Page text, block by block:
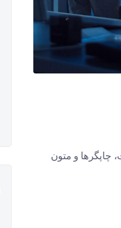
چاپگرها و متون